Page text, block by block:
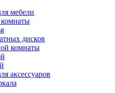
мебели
дисков
комнаты
аксессуаров